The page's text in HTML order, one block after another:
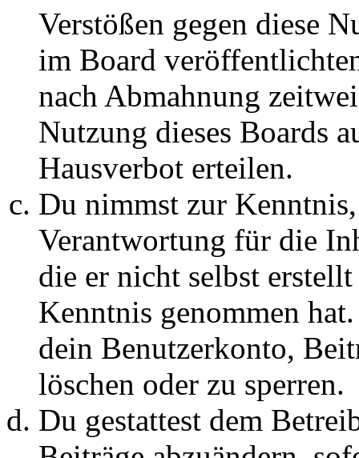
Verstößen gegen diese
im Board
nach Abmahnung
Nutzung dieses Boards
Hausverbot erteilen.
Du nimmst zur
Verantwortung für die
die er nicht selbst
Kenntnis genommen
dein Benutzerkonto,
löschen oder zu sperren.
Du gestattest dem